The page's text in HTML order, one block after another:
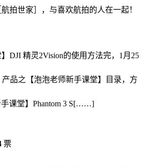
拍世家］，与喜欢航拍的人在一起！
】DJI 精灵2Vision的使用方法完，1月25
产品之【泡泡老师新手课堂】目录，方
手课堂】Phantom 3 S[……]
票